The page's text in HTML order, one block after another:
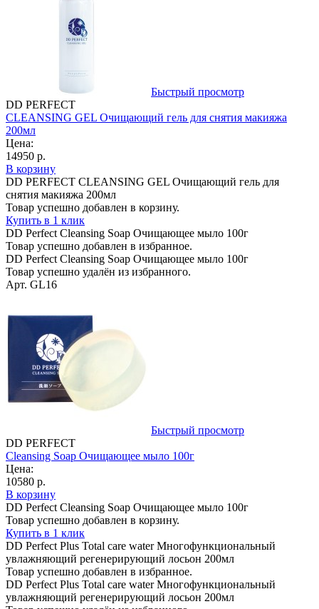
Быстрый просмотр
DD PERFECT
CLEANSING GEL Очищающий гель для снятия макияжа
200мл
Цена:
14950 р.
В корзину
DD PERFECT CLEANSING GEL Очищающий гель для
снятия макияжа 200мл
Товар успешно добавлен в корзину.
Купить в 1 клик
DD Perfect Cleansing Soap Очищающее мыло 100г
Товар успешно добавлен в избранное.
DD Perfect Cleansing Soap Очищающее мыло 100г
Товар успешно удалён из избранного.
Арт. GL16
Быстрый просмотр
DD PERFECT
Cleansing Soap Очищающее мыло 100г
Цена:
10580 р.
В корзину
DD Perfect Cleansing Soap Очищающее мыло 100г
Товар успешно добавлен в корзину.
Купить в 1 клик
DD Perfect Plus Total care water Многофункциональный
увлажняющий регенерирующий лосьон 200мл
Товар успешно добавлен в избранное.
DD Perfect Plus Total care water Многофункциональный
увлажняющий регенерирующий лосьон 200мл